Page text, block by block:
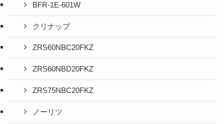
BFR-1E-601W
クリナップ
ZRS60NBC20FKZ
ZRS60NBD20FKZ
ZRS75NBC20FKZ
ノーリツ